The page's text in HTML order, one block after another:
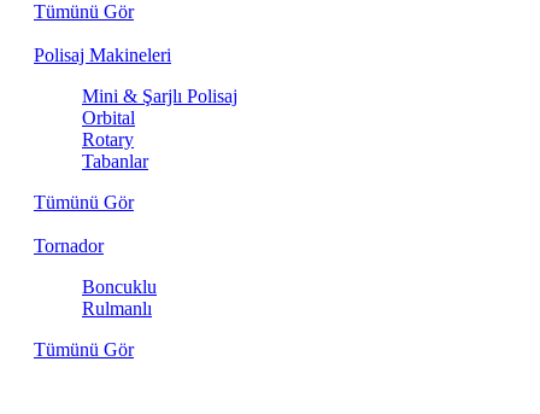
Tümünü Gör
Polisaj Makineleri
Mini & Şarjlı Polisaj
Orbital
Rotary
Tabanlar
Tümünü Gör
Tornador
Boncuklu
Rulmanlı
Tümünü Gör